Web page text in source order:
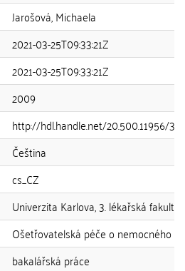
Jarošová, Michaela
2021-03-25T09:33:21Z
2021-03-25T09:33:21Z
2009
http://hdl.handle.net/20.500.11956/
Čeština
cs_CZ
Univerzita Karlova, 3. lékařská fakulta
Ošetřovatelská péče o nemocného s
bakalářská práce